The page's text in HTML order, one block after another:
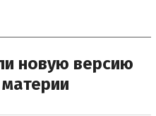
новую версию